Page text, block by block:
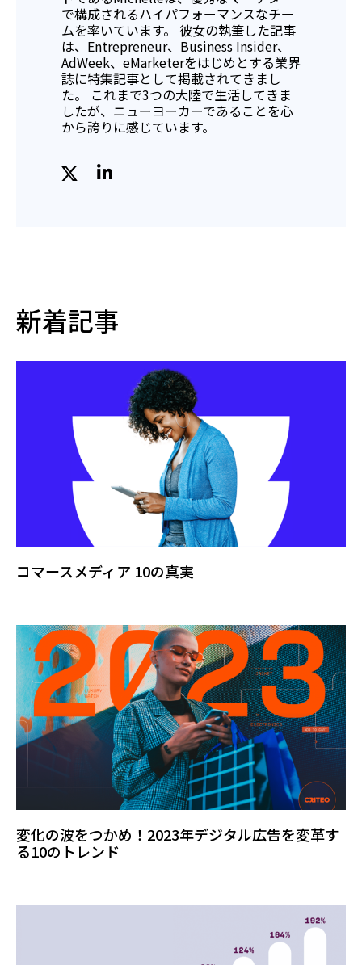
で構成されるハイパフォーマンスなチー
ムを率いています。 彼女の執筆した記事
は、Entrepreneur、Business Insider、
AdWeek、eMarketerをはじめとする業界
誌に特集記事として掲載されてきまし
た。 これまで3つの大陸で生活してきま
したが、ニューヨーカーであることを心
から誇りに感じています。
新着記事
コマースメディア 10の真実
変化の波をつかめ！2023年デジタル広告を変革す
る10のトレンド